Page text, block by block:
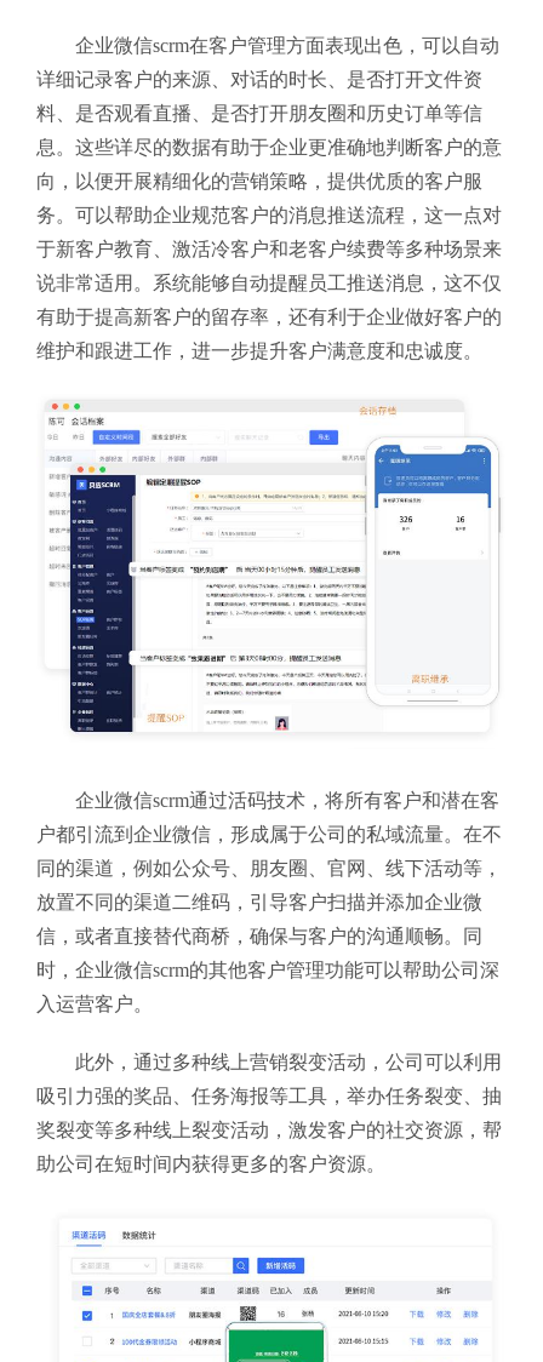
企业微信scrm在客户管理方面表现出色，可以自动
详细记录客户的来源、对话的时长、是否打开文件资
料、是否观看直播、是否打开朋友圈和历史订单等信
息。这些详尽的数据有助于企业更准确地判断客户的意
向，以便开展精细化的营销策略，提供优质的客户服
务。 可以帮助企业规范客户的消息推送流程，这一点对
于新客户教育、激活冷客户和老客户续费等多种场景来
说非常适用。系统能够自动提醒员工推送消息，这不仅
有助于提高新客户的留存率，还有利于企业做好客户的
维护和跟进工作，进一步提升客户满意度和忠诚度。
企业微信scrm通过活码技术，将所有客户和潜在客
户都引流到企业微信，形成属于公司的私域流量。在不
同的渠道，例如公众号、朋友圈、官网、线下活动等，
放置不同的渠道二维码，引导客户扫描并添加企业微
信，或者直接替代商桥，确保与客户的沟通顺畅。同
时，企业微信scrm的其他客户管理功能可以帮助公司深
入运营客户。
此外，通过多种线上营销裂变活动，公司可以利用
吸引力强的奖品、任务海报等工具，举办任务裂变、抽
奖裂变等多种线上裂变活动，激发客户的社交资源，帮
助公司在短时间内获得更多的客户资源。